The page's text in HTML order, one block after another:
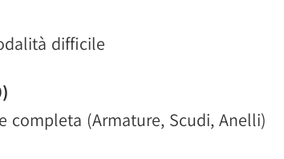
difficile
completa (Armature, Scudi, Anelli)